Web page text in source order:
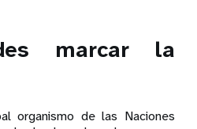
marcar la
organismo de las Naciones